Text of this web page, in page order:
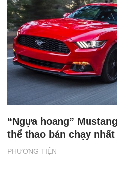
PHƯƠNG TIỆN
“Ngựa hoang”
thể thao bán chạy